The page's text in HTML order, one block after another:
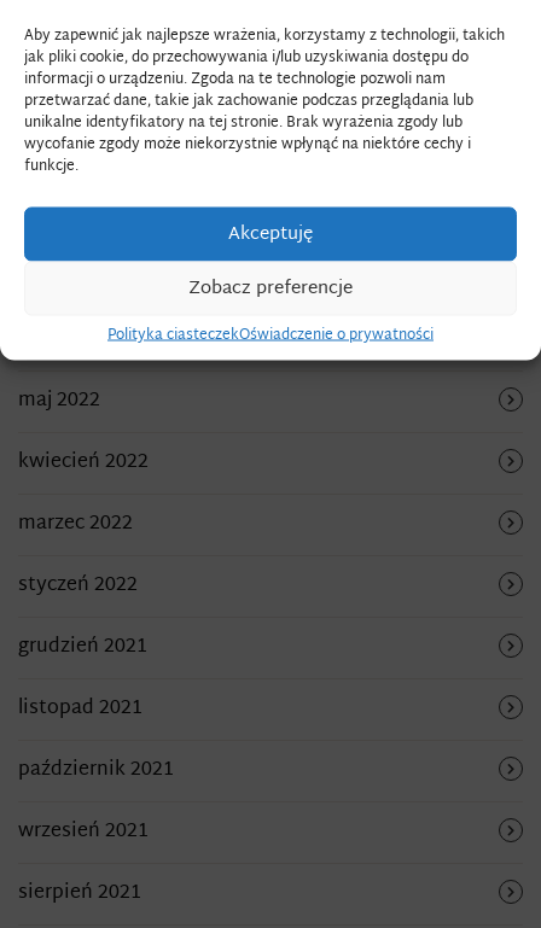
Aby zapewnić jak najlepsze wrażenia, korzystamy z technologii, takich
jak pliki cookie, do przechowywania i/lub uzyskiwania dostępu do
informacji o urządzeniu. Zgoda na te technologie pozwoli nam
przetwarzać dane, takie jak zachowanie podczas przeglądania lub
unikalne identyfikatory na tej stronie. Brak wyrażenia zgody lub
wycofanie zgody może niekorzystnie wpłynąć na niektóre cechy i
funkcje.
Akceptuję
Zobacz preferencje
Polityka ciasteczekOświadczenie o prywatności
kwiecień 2023
marzec 2023
grudzień 2022
listopad 2022
sierpień 2022
maj 2022
kwiecień 2022
marzec 2022
styczeń 2022
grudzień 2021
listopad 2021
październik 2021
wrzesień 2021
sierpień 2021